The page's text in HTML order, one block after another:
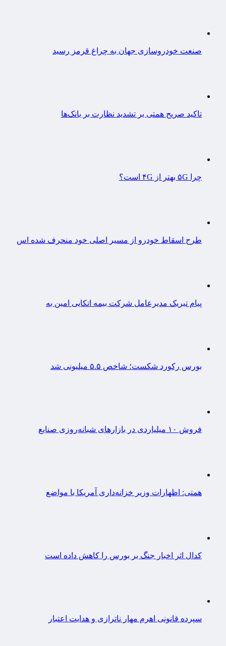
صنعت خودروسازی جهان به چراغ قرمز رسید
تاکید صریح همتی بر تشدید نظارت بر بانک‌ها
چرا ۵G بهتر از ۴G است؟
طرح اسقاط خودرو از مسیر اصلی خود منحرف شده اس
پیام تبریک مدیرعامل شرکت بیمه اتکایی امین به
بورس رکورد شکست؛ شاخص ۵.۵ میلیونی شد
فروش ۱۰ میلیاردی در بازارهای شبانه‌روزی صنایع
همتی: اظهارات وزیر خزانه‌داری آمریکا با مواضع
کدال اثر اخبار جنگ بر بورس را کاهش داده است
سپرده قانونی اهرم مهار ناترازی و هدایت اعتبار